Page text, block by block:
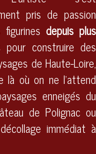
pris de passion
depuis plus
construire des
de Haute-Loire,
là où on ne l’attend
enneigés du
de Polignac ou
immédiat à